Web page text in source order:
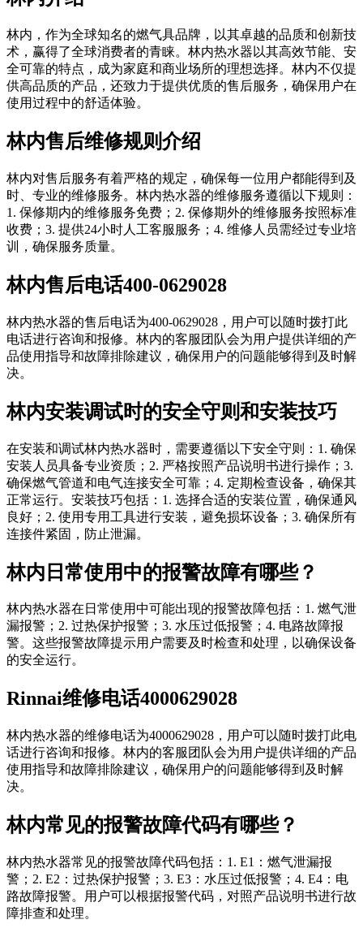
林内，作为全球知名的燃气具品牌，以其卓越的品质和创新技
术，赢得了全球消费者的青睐。林内热水器以其高效节能、安
全可靠的特点，成为家庭和商业场所的理想选择。林内不仅提
供高品质的产品，还致力于提供优质的售后服务，确保用户在
使用过程中的舒适体验。
林内售后维修规则介绍
林内对售后服务有着严格的规定，确保每一位用户都能得到及
时、专业的维修服务。林内热水器的维修服务遵循以下规则：
1. 保修期内的维修服务免费；2. 保修期外的维修服务按照标准
收费；3. 提供24小时人工客服服务；4. 维修人员需经过专业培
训，确保服务质量。
林内售后电话400-0629028
林内热水器的售后电话为400-0629028，用户可以随时拨打此
电话进行咨询和报修。林内的客服团队会为用户提供详细的产
品使用指导和故障排除建议，确保用户的问题能够得到及时解
决。
林内安装调试时的安全守则和安装技巧
在安装和调试林内热水器时，需要遵循以下安全守则：1. 确保
安装人员具备专业资质；2. 严格按照产品说明书进行操作；3.
确保燃气管道和电气连接安全可靠；4. 定期检查设备，确保其
正常运行。安装技巧包括：1. 选择合适的安装位置，确保通风
良好；2. 使用专用工具进行安装，避免损坏设备；3. 确保所有
连接件紧固，防止泄漏。
林内日常使用中的报警故障有哪些？
林内热水器在日常使用中可能出现的报警故障包括：1. 燃气泄
漏报警；2. 过热保护报警；3. 水压过低报警；4. 电路故障报
警。这些报警故障提示用户需要及时检查和处理，以确保设备
的安全运行。
Rinnai维修电话4000629028
林内热水器的维修电话为4000629028，用户可以随时拨打此电
话进行咨询和报修。林内的客服团队会为用户提供详细的产品
使用指导和故障排除建议，确保用户的问题能够得到及时解
决。
林内常见的报警故障代码有哪些？
林内热水器常见的报警故障代码包括：1. E1：燃气泄漏报
警；2. E2：过热保护报警；3. E3：水压过低报警；4. E4：电
路故障报警。用户可以根据报警代码，对照产品说明书进行故
障排查和处理。